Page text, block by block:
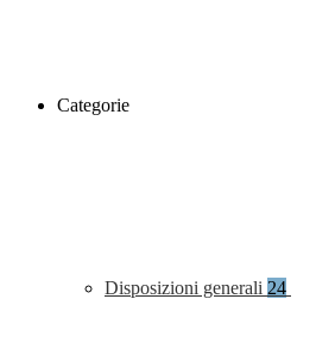
Categorie
Disposizioni generali 24